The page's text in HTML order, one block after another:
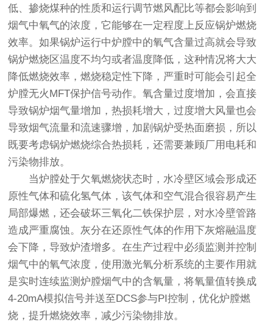
低、掺烧煤种的性质和运行调节燃风配比等都会影响到
烟气中氧气的浓度，它能够在一定程度上反应锅炉燃烧
效率。如果锅炉运行中炉膛中的氧气含量过高就会导致
锅炉燃烧区温度不均匀或者温度降低，这种情况将大大
降低燃烧效率，燃烧稳定性下降，严重时可能会引起全
炉膛无火MFT保护信号动作。氧含量过度增加，会直接
导致锅炉烟气量增加，热损耗增大，过度增大风量也会
导致烟气流量和流速骤增，加剧锅炉受热面磨损，所以
既要考虑锅炉燃烧综合热损耗，还需要兼顾厂用电耗和
污染物排放。
当炉膛处于欠氧燃烧状态时，水冷壁区域会形成还
原性气体和硫化氢气体，该气体和空气混合很容易产生
局部爆燃，还会破坏三氧化二铁保护层，对水冷壁管路
造成严重腐蚀。灰分在还原性气体的作用下灰熔融温度
会下降，导致炉渣增多。在生产过程中必须监测并控制
烟气中的氧气浓度，使用激光氧分析系统的主要作用就
是实时连续监测炉膛烟气中的含氧量，将氧量值转换成
4-20mA模拟信号并送至DCS参与PI控制，优化炉膛燃
烧，提升燃烧效率，减少污染物排放。